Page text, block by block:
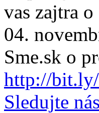
vas zajtra
04.
Sme.sk o
http://
Sledujte